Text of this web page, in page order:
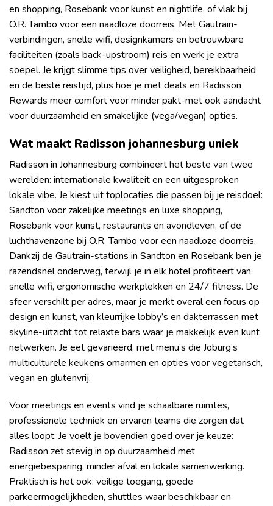
en shopping, Rosebank voor kunst en nightlife, of vlak bij
O.R. Tambo voor een naadloze doorreis. Met Gautrain-
verbindingen, snelle wifi, designkamers en betrouwbare
faciliteiten (zoals back-upstroom) reis en werk je extra
soepel. Je krijgt slimme tips over veiligheid, bereikbaarheid
en de beste reistijd, plus hoe je met deals en Radisson
Rewards meer comfort voor minder pakt-met ook aandacht
voor duurzaamheid en smakelijke (vega/vegan) opties.
Wat maakt Radisson johannesburg uniek
Radisson in Johannesburg combineert het beste van twee
werelden: internationale kwaliteit en een uitgesproken
lokale vibe. Je kiest uit toplocaties die passen bij je reisdoel:
Sandton voor zakelijke meetings en luxe shopping,
Rosebank voor kunst, restaurants en avondleven, of de
luchthavenzone bij O.R. Tambo voor een naadloze doorreis.
Dankzij de Gautrain-stations in Sandton en Rosebank ben je
razendsnel onderweg, terwijl je in elk hotel profiteert van
snelle wifi, ergonomische werkplekken en 24/7 fitness. De
sfeer verschilt per adres, maar je merkt overal een focus op
design en kunst, van kleurrijke lobby’s en dakterrassen met
skyline-uitzicht tot relaxte bars waar je makkelijk even kunt
netwerken. Je eet gevarieerd, met menu’s die Joburg’s
multiculturele keukens omarmen en opties voor vegetarisch,
vegan en glutenvrij.
Voor meetings en events vind je schaalbare ruimtes,
professionele techniek en ervaren teams die zorgen dat
alles loopt. Je voelt je bovendien goed over je keuze:
Radisson zet stevig in op duurzaamheid met
energiebesparing, minder afval en lokale samenwerking.
Praktisch is het ook: veilige toegang, goede
parkeermogelijkheden, shuttles waar beschikbaar en